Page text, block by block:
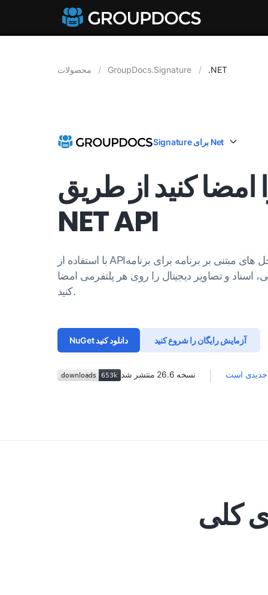
محصولات GroupDocs.Signature .NET
Signature برای Net
امضا کنید از طریق
NET API
با استفاده از APIهای منعطف و راه حل های مبتنی بر برنامه برای برنامه
اسناد و تصاویر دیجیتال را روی هر پلتفرمی امضا
کنید.
NuGet دانلود کنید آزمایش رایگان را شروع کنید
نسخه 26.6 منتشر شد جدیدی است